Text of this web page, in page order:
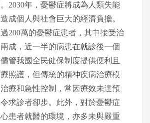
2030年，憂鬱症將成為人類失能
成個人與社會巨大的經濟負擔。
200萬的憂鬱症患者，其中接受治
成，近一半的病患在就診後一個
管我國全民健保制度提供便利且
照護，但傳統的精神疾病治療模
療和急性控制，常因療效未達預
求診者卻步。此外，對於憂鬱症
患者就醫的環境，亦多未與嚴重